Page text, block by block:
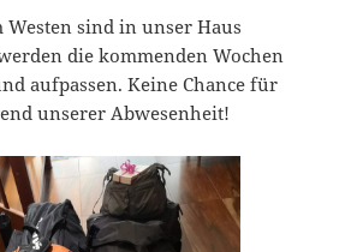
Westen sind in unser Haus
die kommenden Wochen
aufpassen. Keine Chance für
unserer Abwesenheit!